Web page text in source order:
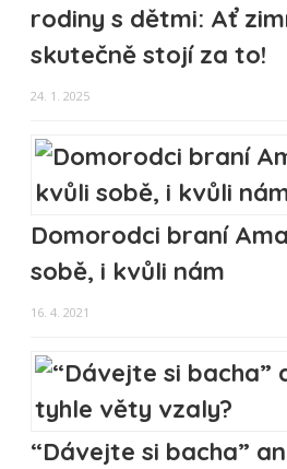
rodiny s dětmi: Ať
skutečně stojí za to!
24. 1. 2025
Domorodci braní
sobě, i kvůli nám
16. 4. 2021
“Dávejte si bacha”